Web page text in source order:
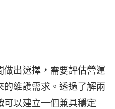
出選擇，需要評估營運
的維護需求。透過了解兩
以建立一個兼具穩定